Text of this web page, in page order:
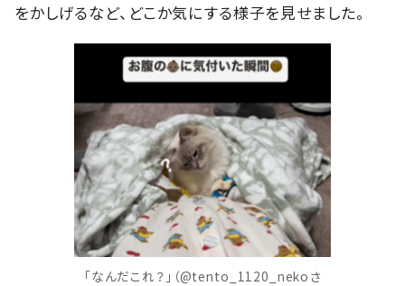
をかしげるなど、どこか気にする様子を見せました。
「なんだこれ？」（@tento_1120_nekoさ